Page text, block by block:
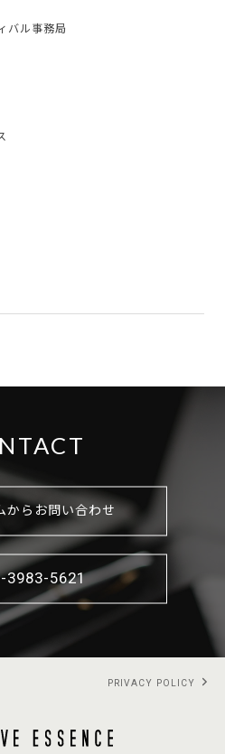
バル事務局
からお問い合わせ
3983-5621
PRIVACY POLICY